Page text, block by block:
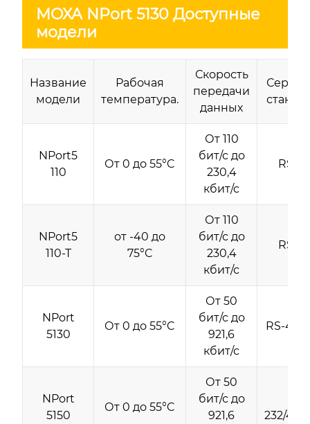
MOXA NPort 5130 Доступные
модели
Название
модели
Рабочая
температура.
Скорость
передачи
данных
NPort5
110
От 0 до 55°C
От 110
бит/с до
230,4
кбит/с
RS-
NPort5
110-T
от -40 до
75°C
От 110
бит/с до
230,4
кбит/с
RS-
NPort
5130
От 0 до 55°C
От 50
бит/с до
921,6
кбит/с
RS-
NPort
5150
От 0 до 55°C
От 50
бит/с до
921,6
232/